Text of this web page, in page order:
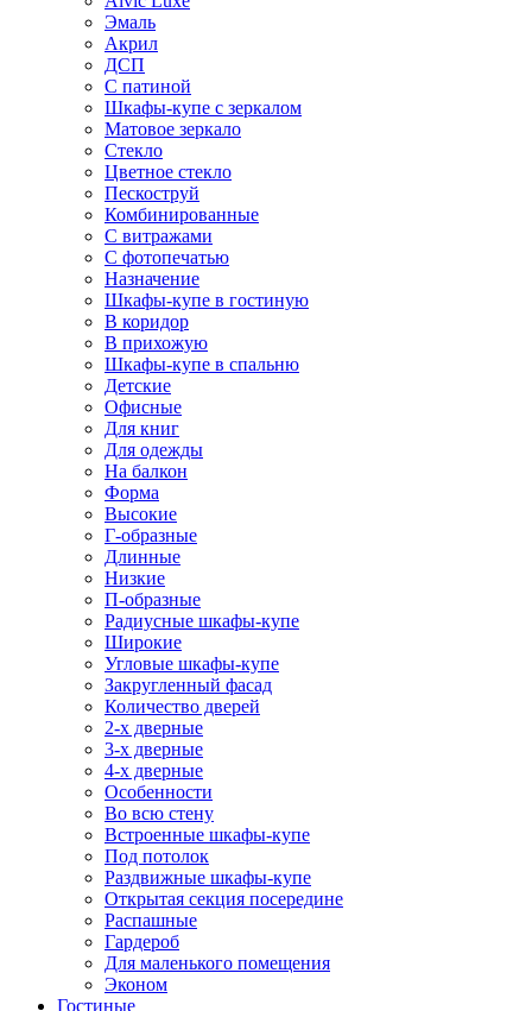
Эмаль
Акрил
ДСП
С патиной
Шкафы-купе с зеркалом
Матовое зеркало
Стекло
Цветное стекло
Пескоструй
Комбинированные
С витражами
С фотопечатью
Назначение
Шкафы-купе в гостиную
В коридор
В прихожую
Шкафы-купе в спальню
Детские
Офисные
Для книг
Для одежды
На балкон
Форма
Высокие
Г-образные
Длинные
Низкие
П-образные
Радиусные шкафы-купе
Широкие
Угловые шкафы-купе
Закругленный фасад
Количество дверей
2-х дверные
3-х дверные
4-х дверные
Особенности
Во всю стену
Встроенные шкафы-купе
Под потолок
Раздвижные шкафы-купе
Открытая секция посередине
Распашные
Гардероб
Для маленького помещения
Эконом
Гостиные